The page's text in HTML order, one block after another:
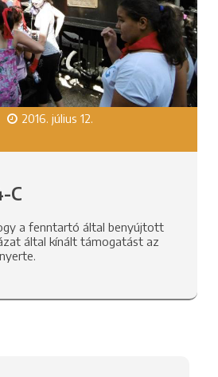
2016. július 12.
C
a fenntartó által benyújtott
által kínált támogatást az